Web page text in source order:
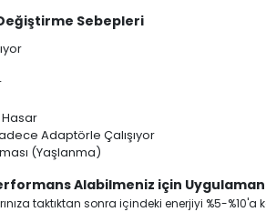
Sebepleri
Adaptörle Çalışıyor
(Yaşlanma)
Alabilmeniz için
taktıktan sonra içindeki enerjiyi %5-